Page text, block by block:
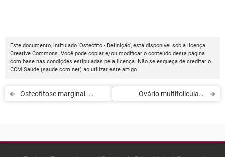
Este documento, intitulado 'Osteófito - Definição', está disponível sob a licença
Creative Commons. Você pode copiar e/ou modificar o conteúdo desta página
com base nas condições estipuladas pela licença. Não se esqueça de creditar o
CCM Saúde (saude.ccm.net) ao utilizar este artigo.
Osteofitose marginal -
Ovário multifolicular -